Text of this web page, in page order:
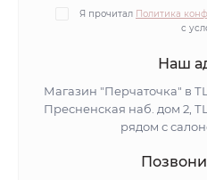
Я прочитал Политика
с
Наш
Магазин "Перчаточка" в
Пресненская наб. дом 2,
рядом с